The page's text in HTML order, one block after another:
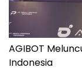
AGIBOT
Indonesia